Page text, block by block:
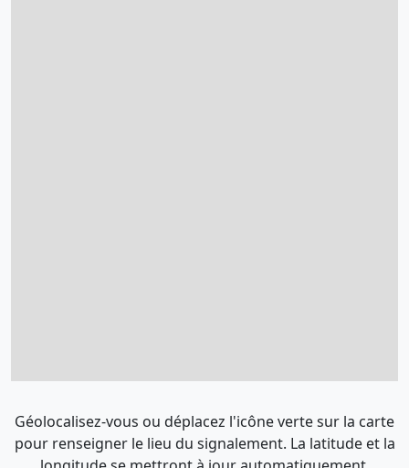
Géolocalisez-vous ou déplacez l'icône verte sur la carte
pour renseigner le lieu du signalement. La latitude et la